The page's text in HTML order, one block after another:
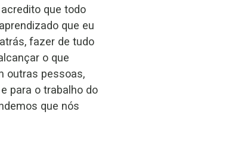
que todo
que eu
fazer de tudo
o que
outras pessoas,
para o trabalho do
que nós